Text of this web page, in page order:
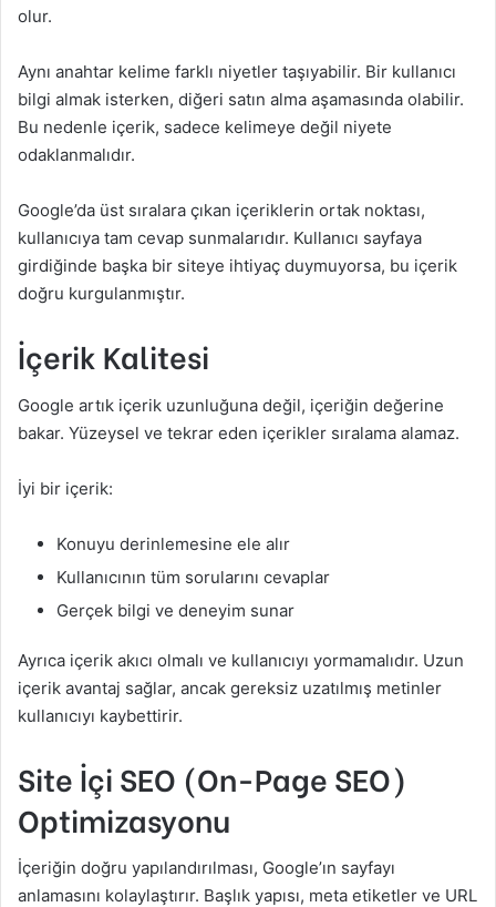
olur.
Aynı anahtar kelime farklı niyetler taşıyabilir. Bir kullanıcı
bilgi almak isterken, diğeri satın alma aşamasında olabilir.
Bu nedenle içerik, sadece kelimeye değil niyete
odaklanmalıdır.
Google’da üst sıralara çıkan içeriklerin ortak noktası,
kullanıcıya tam cevap sunmalarıdır. Kullanıcı sayfaya
girdiğinde başka bir siteye ihtiyaç duymuyorsa, bu içerik
doğru kurgulanmıştır.
İçerik Kalitesi
Google artık içerik uzunluğuna değil, içeriğin değerine
bakar. Yüzeysel ve tekrar eden içerikler sıralama alamaz.
İyi bir içerik:
Konuyu derinlemesine ele alır
Kullanıcının tüm sorularını cevaplar
Gerçek bilgi ve deneyim sunar
Ayrıca içerik akıcı olmalı ve kullanıcıyı yormamalıdır. Uzun
içerik avantaj sağlar, ancak gereksiz uzatılmış metinler
kullanıcıyı kaybettirir.
Site İçi SEO (On-Page SEO)
Optimizasyonu
İçeriğin doğru yapılandırılması, Google’ın sayfayı
anlamasını kolaylaştırır. Başlık yapısı, meta etiketler ve URL